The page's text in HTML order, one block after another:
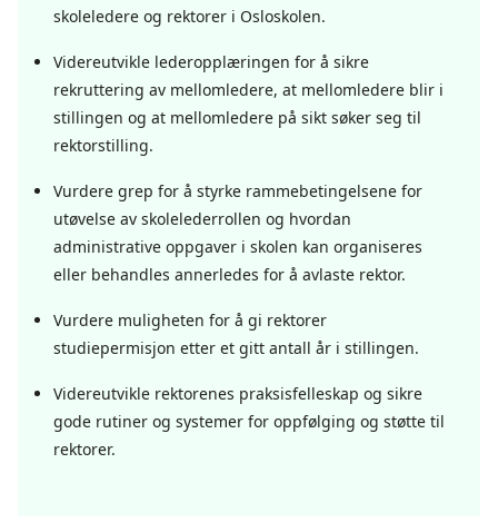
skoleledere og rektorer i Osloskolen.
Videreutvikle lederopplæringen for å sikre
rekruttering av mellomledere, at mellomledere blir i
stillingen og at mellomledere på sikt søker seg til
rektorstilling.
Vurdere grep for å styrke rammebetingelsene for
utøvelse av skolelederrollen og hvordan
administrative oppgaver i skolen kan organiseres
eller behandles annerledes for å avlaste rektor.
Vurdere muligheten for å gi rektorer
studiepermisjon etter et gitt antall år i stillingen.
Videreutvikle rektorenes praksisfelleskap og sikre
gode rutiner og systemer for oppfølging og støtte til
rektorer.